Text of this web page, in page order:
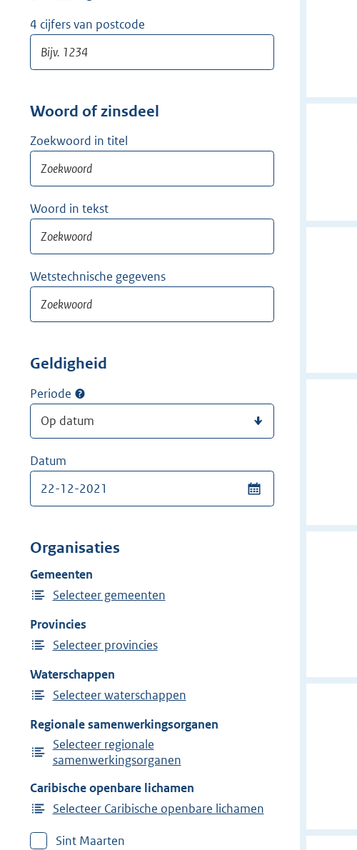
i
4 cijfers van postcode
Woord of zinsdeel
Zoekwoord in titel
Woord in tekst
Wetstechnische gegevens
Geldigheid
Periode
Datum
Organisaties
Gemeenten
Selecteer gemeenten
Provincies
Selecteer provincies
Waterschappen
Selecteer waterschappen
Regionale samenwerkingsorganen
Selecteer regionale
samenwerkingsorganen
Caribische openbare lichamen
Selecteer Caribische openbare lichamen
Sint Maarten